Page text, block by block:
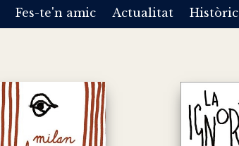
Fes-te'n amic Actualitat Històric